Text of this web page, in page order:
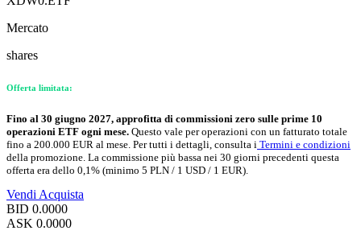
Mercato
shares
Offerta limitata:
Fino al 30 giugno 2027, approfitta di commissioni zero sulle prime 10
operazioni ETF ogni mese. Questo vale per operazioni con un fatturato totale
fino a 200.000 EUR al mese. Per tutti i dettagli, consulta i Termini e condizioni
della promozione. La commissione più bassa nei 30 giorni precedenti questa
offerta era dello 0,1% (minimo 5 PLN / 1 USD / 1 EUR).
Vendi Acquista
BID 0.0000
ASK 0.0000